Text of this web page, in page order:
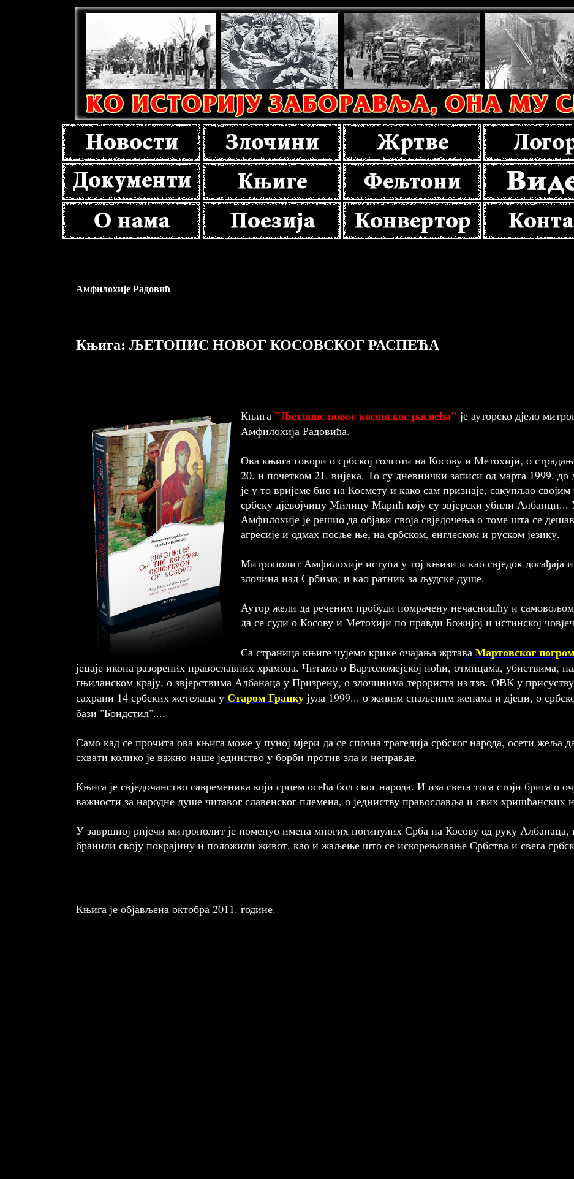
Амфилохије Радовић
Књига: ЉЕТОПИС НОВОГ КОСОВСКОГ РАСПЕЋА
Књига "Љетопис новог косовског распећа" је ауторско дјело
Амфилохија Радовића.
Ова књига говори о србској голготи на Косову и Метохији, о
20. и почетком 21. вијека. То су дневнички записи од марта 1999. до
је у то вријеме био на Космету и како сам признаје, сакупљао
србску дјевојчицу Милицу Марић коју су звјерски убили Албанци...
Амфилохије је решио да објави своја свједочења о томе шта се
агресије и одмах посље ње, на србском, енглеском и руском језику.
Митрополит Амфилохије иступа у тој књизи и као свjедок догађаја
злочина над Србима; и као ратник за људске душе.
Аутор жели да реченим пробуди помрачену нечасношћу и самовољом
да се суди о Косову и Метохији по правди Божијој и истинској
Са страница књиге чујемо крике очајања жртава Мартовског
јецаје икона разорених православних храмова. Читамо о Вартоломејској ноћи, отмицама, убиствима,
гњиланском крају, о звјерствима Албанаца у Призрену, о злочинима терориста из тзв. ОВК у
сахрани 14 србских жетелаца у Старом Грацку јула 1999... о живим спаљеним женама и дјеци, о
бази "Бондстил"....
Само кад се прочита ова књига може у пуној мјери да се спозна трагедија србског народа, осети
схвати колико је важно наше јединство у борби против зла и неправде.
Књига је свједочанство савременика који срцем осећа бол свог народа. И иза свега тога стоји брига о
важности за народне душе читавог славенског племена, о једниству православља и свих хришћанских
У завршној ријечи митрополит је поменуо имена многих погинулих Срба на Косову од руку Албанаца,
бранили своју покрајину и положили живот, као и жаљење што се искорењивање Србства и свега
Књига је објављена октобра 2011. године.